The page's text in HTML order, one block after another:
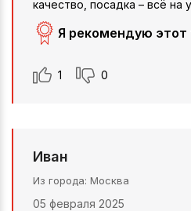
качество, посадка – всё
Я рекомендую этот
1 0
Иван
Из города Москва
05 февраля 2025